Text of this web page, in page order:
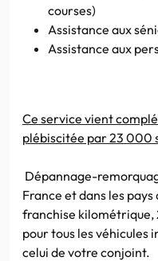
courses)
Assistance aux
Assistance aux
Ce service vient
plébiscitée par 23 000
Dépannage-
France et dans les
franchise kilométrique,
pour tous les véhicules
celui de votre conjoint.